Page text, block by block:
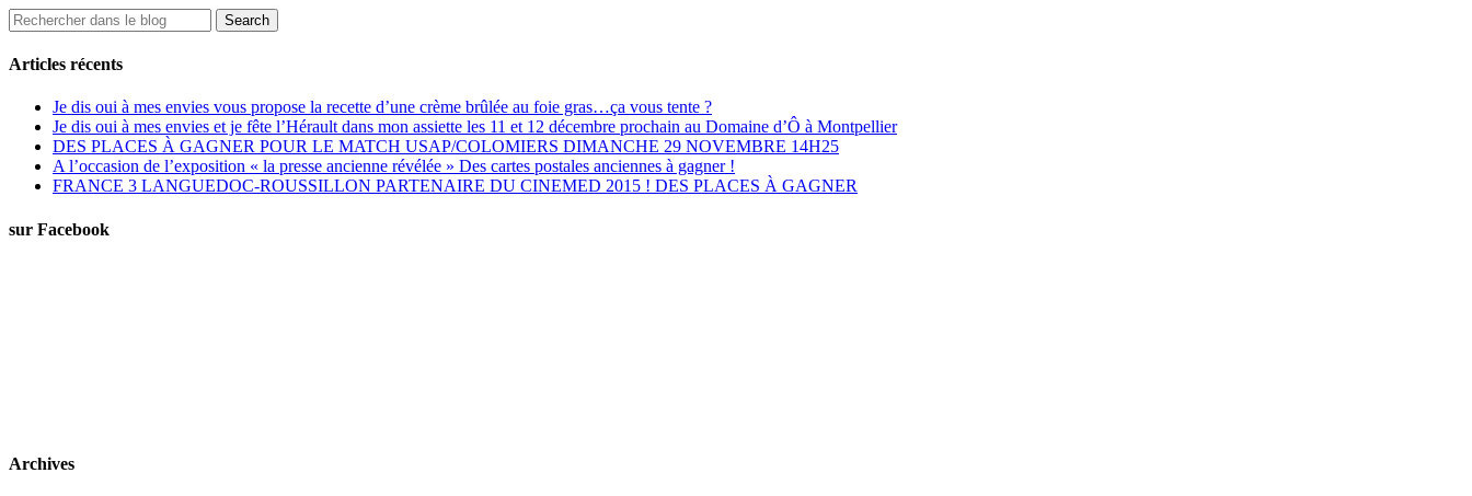
Articles récents
Je dis oui à mes envies vous propose la recette d’une crème brûlée au foie gras…ça vous tente ?
Je dis oui à mes envies et je fête l’Hérault dans mon assiette les 11 et 12 décembre prochain au Domaine d’Ô à Montpellier
DES PLACES À GAGNER POUR LE MATCH USAP/COLOMIERS DIMANCHE 29 NOVEMBRE 14H25
A l’occasion de l’exposition « la presse ancienne révélée » Des cartes postales anciennes à gagner !
FRANCE 3 LANGUEDOC-ROUSSILLON PARTENAIRE DU CINEMED 2015 ! DES PLACES À GAGNER
sur Facebook
Archives